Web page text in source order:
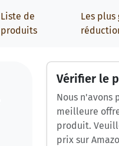
Liste de
produits
Les plus
Vérifier le
Nous n'avons
meilleure
produit.
prix sur